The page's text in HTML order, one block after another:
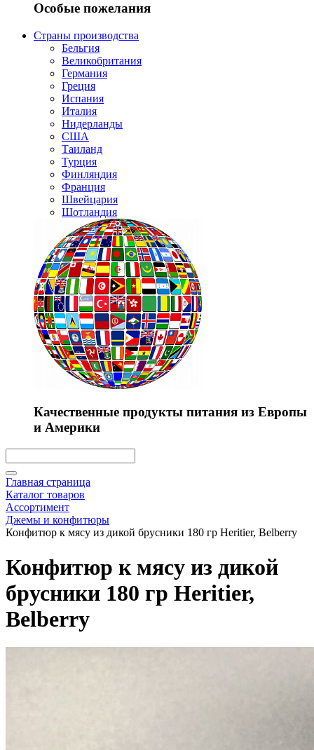
Особые пожелания
Страны производства
Бельгия
Великобритания
Германия
Греция
Испания
Италия
Нидерланды
США
Таиланд
Турция
Финляндия
Франция
Швейцария
Шотландия
Качественные продукты питания из Европы
и Америки
Главная страница
Каталог товаров
Ассортимент
Джемы и конфитюры
Конфитюр к мясу из дикой брусники 180 гр Heritier, Belberry
Конфитюр к мясу из дикой
брусники 180 гр Heritier,
Belberry